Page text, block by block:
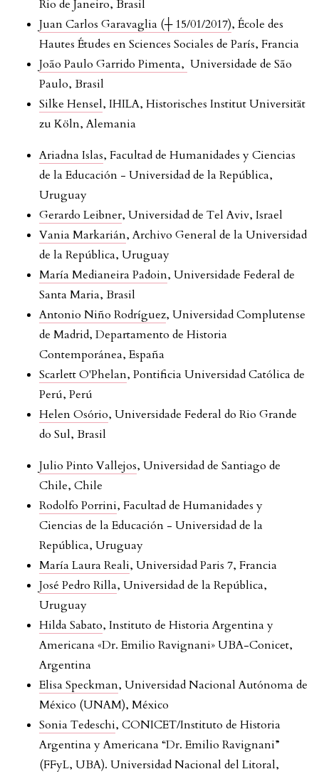
Rio de Janeiro, Brasil
Juan Carlos Garavaglia (┼ 15/01/2017), École des
Hautes Études en Sciences Sociales de París, Francia
João Paulo Garrido Pimenta, Universidade de São
Paulo, Brasil
Silke Hensel, IHILA, Historisches Institut Universität
zu Köln, Alemania
Ariadna Islas, Facultad de Humanidades y Ciencias
de la Educación - Universidad de la República,
Uruguay
Gerardo Leibner, Universidad de Tel Aviv, Israel
Vania Markarián, Archivo General de la Universidad
de la República, Uruguay
María Medianeira Padoin, Universidade Federal de
Santa Maria, Brasil
Antonio Niño Rodríguez, Universidad Complutense
de Madrid, Departamento de Historia
Contemporánea, España
Scarlett O'Phelan, Pontificia Universidad Católica de
Perú, Perú
Helen Osório, Universidade Federal do Rio Grande
do Sul, Brasil
Julio Pinto Vallejos, Universidad de Santiago de
Chile, Chile
Rodolfo Porrini, Facultad de Humanidades y
Ciencias de la Educación - Universidad de la
República, Uruguay
María Laura Reali, Universidad Paris 7, Francia
José Pedro Rilla, Universidad de la República,
Uruguay
Hilda Sabato, Instituto de Historia Argentina y
Americana «Dr. Emilio Ravignani» UBA-Conicet,
Argentina
Elisa Speckman, Universidad Nacional Autónoma de
México (UNAM), México
Sonia Tedeschi, CONICET/Instituto de Historia
Argentina y Americana “Dr. Emilio Ravignani”
(FFyL, UBA). Universidad Nacional del Litoral,